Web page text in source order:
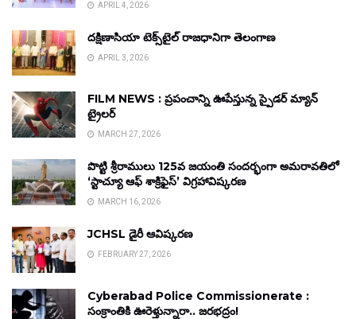
APRIL 4, 2026
దక్షిణాసియా టెక్స్‌టైల్ రాజధానిగా తెలంగాణ
APRIL 3, 2026
FILM NEWS : ప్రపంచాన్ని ఊపేస్తున్న స్పైడర్ మ్యాన్
ట్రైలర్
MARCH 27, 2026
పొట్టి శ్రీరాములు 125వ జయంతి సందర్భంగా అమరావతిలో
‘స్టాచ్యూ ఆఫ్ శాక్రిఫైస్’ విగ్రహావిష్కరణ
MARCH 16, 2026
JCHSL డైరీ ఆవిష్కరణ
FEBRUARY 27, 2026
Cyberabad Police Commissionerate :
సంక్రాంతికి ఊరెళ్తున్నారా.. జరభద్రం!